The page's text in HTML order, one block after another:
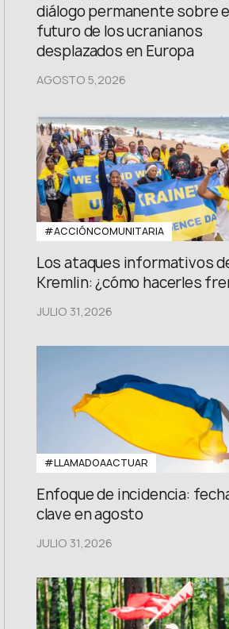
diálogo permanente sobre
futuro de los ucranianos
desplazados en Europa
AGOSTO 5,2026
#ACCIÓNCOMUNITARIA
Los ataques informativos
Kremlin: ¿cómo hacerles
JULIO 31,2026
#LLAMADOAACTUAR
Enfoque de incidencia:
clave en agosto
JULIO 31,2026